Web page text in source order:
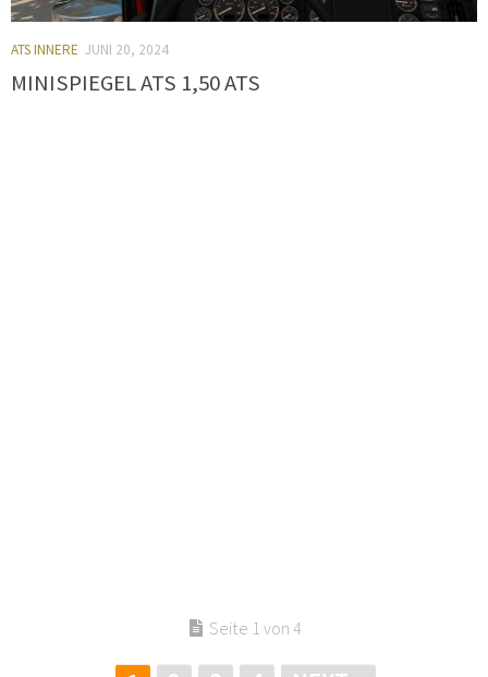
ATS INNERE JUNI 20, 2024
MINISPIEGEL ATS 1,50 ATS
Seite 1 von 4